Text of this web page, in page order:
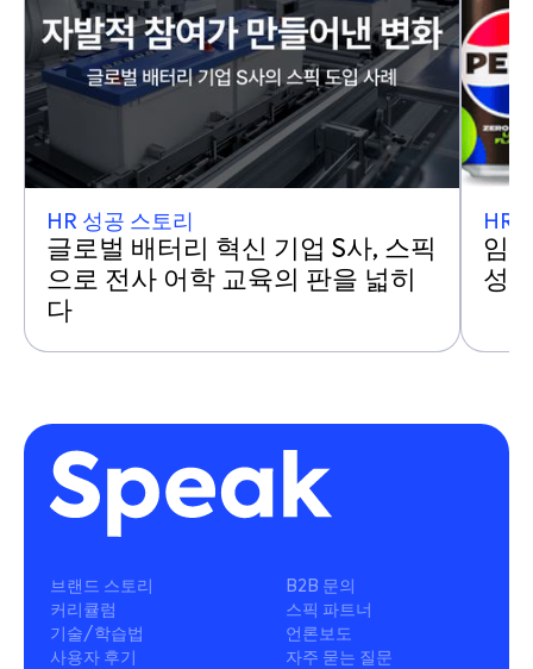
HR 성공 스토리
글로벌 배터리 혁신 기업 S사, 스픽
으로 전사 어학 교육의 판을 넓히
다
HR
임
성
브랜드 스토리
커리큘럼
기술/학습법
사용자 후기
B2B 문의
스픽 파트너
언론보도
자주 묻는 질문